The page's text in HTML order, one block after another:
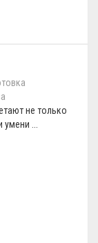
не только
...